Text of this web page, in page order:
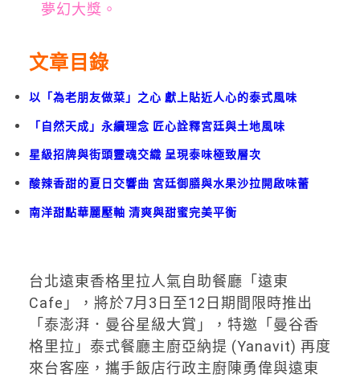
夢幻大獎。
文章目錄
以「為老朋友做菜」之心 獻上貼近人心的泰式風味
「自然天成」永續理念 匠心詮釋宮廷與土地風味
星級招牌與街頭靈魂交織 呈現泰味極致層次
酸辣香甜的夏日交響曲 宮廷御膳與水果沙拉開啟味蕾
南洋甜點華麗壓軸 清爽與甜蜜完美平衡
台北遠東香格里拉人氣自助餐廳「遠東
Cafe」，將於7月3日至12日期間限時推出
「泰澎湃．曼谷星級大賞」，特邀「曼谷香
格里拉」泰式餐廳主廚亞納提 (Yanavit) 再度
來台客座，攜手飯店行政主廚陳勇偉與遠東